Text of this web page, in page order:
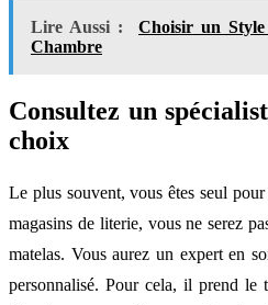
Lire Aussi :
Choisir un
Chambre
Consultez un
choix
Le plus souvent, vous êtes seul
magasins de literie, vous ne serez
matelas. Vous aurez un expert en
personnalisé. Pour cela, il prend le